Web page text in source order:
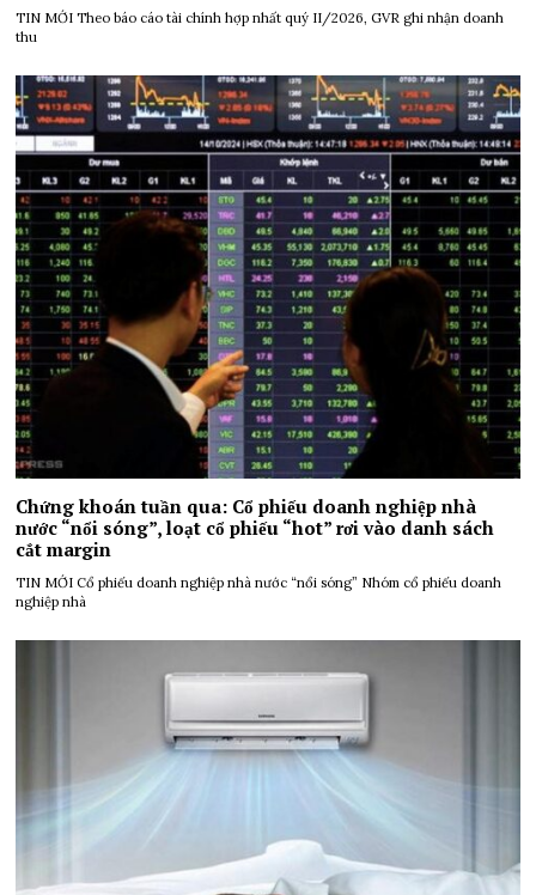
TIN MỚI Theo báo cáo tài chính hợp nhất quý II/2026, GVR ghi nhận doanh
thu
Chứng khoán tuần qua: Cổ phiếu doanh nghiệp nhà
nước “nổi sóng”, loạt cổ phiếu “hot” rơi vào danh sách
cắt margin
TIN MỚI Cổ phiếu doanh nghiệp nhà nước “nổi sóng” Nhóm cổ phiếu doanh
nghiệp nhà